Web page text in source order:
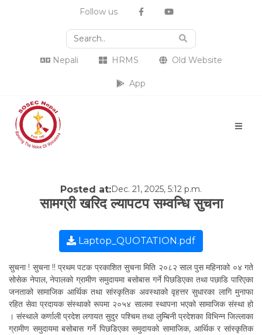
Follow us
Nepali HRMS Old Website
App
Posted at:Dec. 21, 2025, 5:12 p.m.
सामग्री खरिद ल्यापटप सम्वन्धि सुचना
Laptop_QUOTATION.pdf
सुचना ! सुचना !! प्रथम पटक प्रकाशित सुचना मिति २०८२ साल पुस महिनाको ०४ गते
सोसेक नेपाल, नेपालको ग्रामीण समुदायमा बसोबास गर्ने पिछडिएका तथा पछाडि पारिएका
जनताको सामाजिक आर्थिक तथा सांस्कृतिक अवस्थाको वृहत्तर सुधारका लागि मुनाफा
रहित सेवा प्रदायक संस्थाको रूपमा २०५४ सालमा स्थापना भएको सामाजिक संस्था हो
। संस्थाले कर्णाली प्रदेश लगायत सुदुर पश्चिम तथा लुम्बिनी प्रदेशका विभिन्न जिल्लाका
ग्रामीण समुदायमा बसोबास गर्ने पिछडिएका समुदायको सामाजिक, आर्थिक र सांस्कृतिक